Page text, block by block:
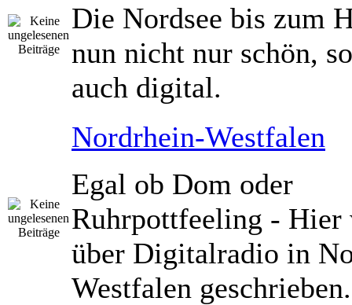
Die Nordsee bis zum
nun nicht nur schön,
auch digital.
Nordrhein-Westfalen
Egal ob Dom oder
Ruhrpottfeeling - Hier
über Digitalradio in
Westfalen geschrieben.